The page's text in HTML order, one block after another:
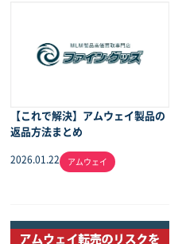
【これで解決】アムウェイ製品の
返品方法まとめ
2026.01.22 アムウェイ